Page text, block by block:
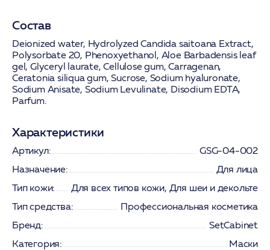
Состав
Deionized water, Hydrolyzed Candida saitoana Extract,
Polysorbate 20, Phenoxyethanol, Aloe Barbadensis leaf
gel, Glyceryl laurate, Cellulose gum, Carragenan,
Ceratonia siliqua gum, Sucrose, Sodium hyaluronate,
Sodium Anisate, Sodium Levulinate, Disodium EDTA,
Parfum.
Характеристики
Артикул:
GSG-04-002
Назначение:
Для лица
Тип кожи:
Для всех типов кожи, Для шеи и декольте
Тип средства:
Профессиональная косметика
Бренд:
SetCabinet
Категория:
Маски